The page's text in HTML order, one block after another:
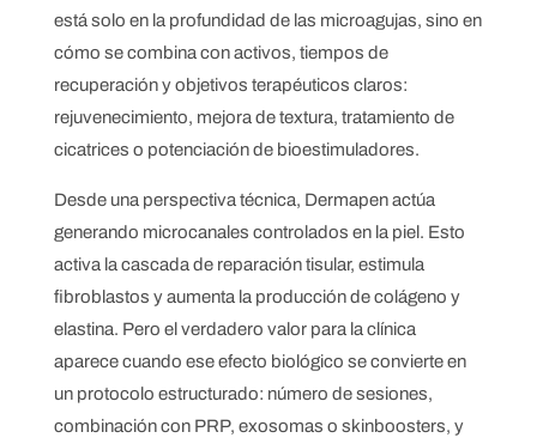
está solo en la profundidad de las microagujas, sino en
cómo se combina con activos, tiempos de
recuperación y objetivos terapéuticos claros:
rejuvenecimiento, mejora de textura, tratamiento de
cicatrices o potenciación de bioestimuladores.
Desde una perspectiva técnica, Dermapen actúa
generando microcanales controlados en la piel. Esto
activa la cascada de reparación tisular, estimula
fibroblastos y aumenta la producción de colágeno y
elastina. Pero el verdadero valor para la clínica
aparece cuando ese efecto biológico se convierte en
un protocolo estructurado: número de sesiones,
combinación con PRP, exosomas o skinboosters, y